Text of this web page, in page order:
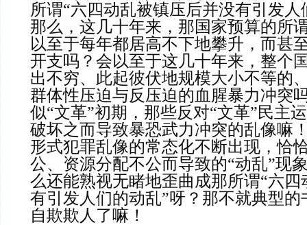
所谓“六四动乱被镇压后并没有引发人
那么，这几十年来，那国家预算的所
以至于每年都居高不下地攀升，而甚
开支吗？会以至于这几十年来，整个
出不穷、此起彼伏地规模大小不等的
群体性压迫与反压迫的血腥暴力冲突
似“文革”初期，那些反对“文革”民主
破坏之而导致暴恐武力冲突的乱像嘛
形式犯罪乱像的常态化不断出现，恰
公、资源分配不公而导致的“动乱”现
么还能熟视无睹地歪曲成那所谓“六
有引发人们的动乱”呀？那不就典型
自欺欺人了嘛！